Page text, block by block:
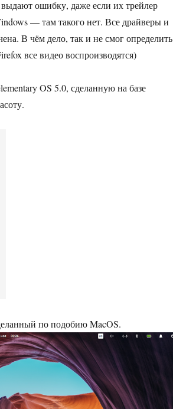
ошибку, даже если их трейлер
— там такого нет. Все драйверы и
В чём дело, так и не смог
все видео воспроизводятся)
OS 5.0, сделанную на базе
по подобию MacOS.